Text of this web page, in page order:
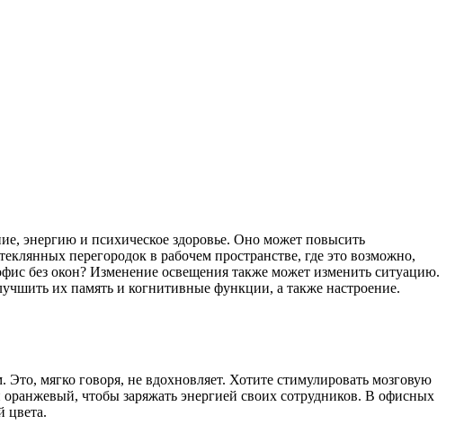
энергию и психическое здоровье. Оно может повысить
перегородок в рабочем пространстве, где это возможно,
без окон? Изменение освещения также может изменить ситуацию.
их память и когнитивные функции, а также настроение.
мягко говоря, не вдохновляет. Хотите стимулировать мозговую
оранжевый, чтобы заряжать энергией своих сотрудников. В офисных
цвета.